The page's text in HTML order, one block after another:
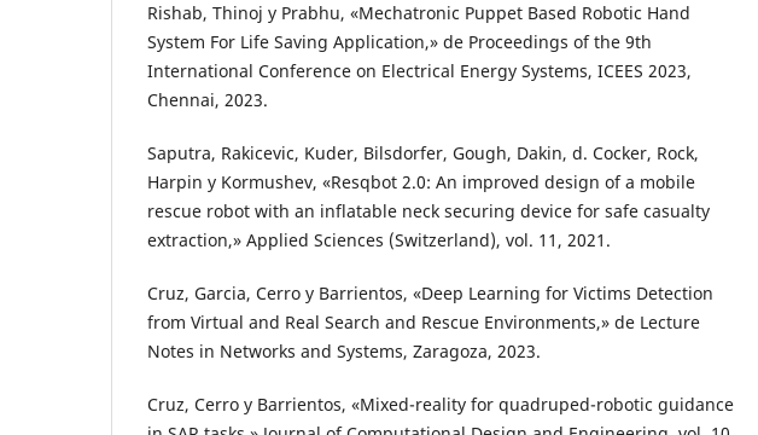
Rishab, Thinoj y Prabhu, «Mechatronic Puppet Based Robotic Hand
System For Life Saving Application,» de Proceedings of the 9th
International Conference on Electrical Energy Systems, ICEES 2023,
Chennai, 2023.
Saputra, Rakicevic, Kuder, Bilsdorfer, Gough, Dakin, d. Cocker, Rock,
Harpin y Kormushev, «Resqbot 2.0: An improved design of a mobile
rescue robot with an inflatable neck securing device for safe casualty
extraction,» Applied Sciences (Switzerland), vol. 11, 2021.
Cruz, Garcia, Cerro y Barrientos, «Deep Learning for Victims Detection
from Virtual and Real Search and Rescue Environments,» de Lecture
Notes in Networks and Systems, Zaragoza, 2023.
Cruz, Cerro y Barrientos, «Mixed-reality for quadruped-robotic guidance